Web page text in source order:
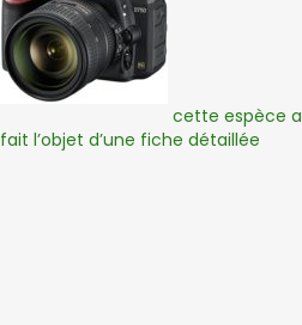
cette espèce a
fait l’objet d’une fiche détaillée